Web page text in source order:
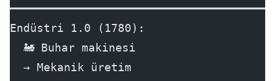
Endüstri 1.0 (1780):
  🚂 Buhar makinesi
  → Mekanik üretim